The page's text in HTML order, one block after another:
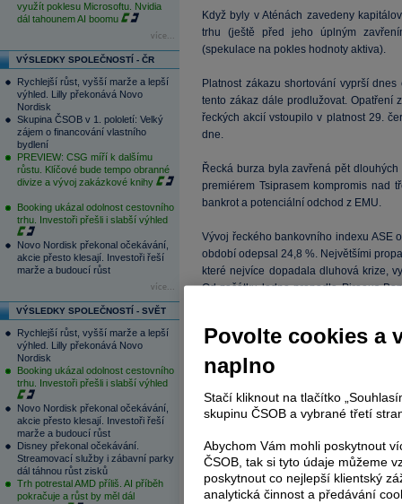
využít poklesu Microsoftu. Nvidia
dál tahounem AI boomu
více...
VÝSLEDKY SPOLEČNOSTÍ - ČR
Rychlejší růst, vyšší marže a lepší
výhled. Lilly překonává Novo
Nordisk
Skupina ČSOB v 1. pololetí: Velký
zájem o financování vlastního
bydlení
PREVIEW: CSG míří k dalšímu
růstu. Klíčové bude tempo obranné
divize a vývoj zakázkové knihy
Booking ukázal odolnost cestovního
trhu. Investoři přešli i slabší výhled
Novo Nordisk překonal očekávání,
akcie přesto klesají. Investoři řeší
marže a budoucí růst
více...
VÝSLEDKY SPOLEČNOSTÍ - SVĚT
Rychlejší růst, vyšší marže a lepší
výhled. Lilly překonává Novo
Nordisk
Booking ukázal odolnost cestovního
trhu. Investoři přešli i slabší výhled
Novo Nordisk překonal očekávání,
akcie přesto klesají. Investoři řeší
marže a budoucí růst
Disney překonal očekávání.
Streamovací služby i zábavní parky
dál táhnou růst zisků
Trh potrestal AMD příliš. AI příběh
pokračuje a růst by měl dál
Když byly v Aténách zavedeny
trhu (ještě před jeho úplným
(spekulace na pokles hodnoty aktiva).
Platnost zákazu shortování vyprší
tento zákaz dále prodlužovat. Opatření
řeckých akcií vstoupilo v platnost 29.
dne.
Řecká burza byla zavřená pět
premiérem Tsiprasem kompromis nad
bankrot a potenciální odchod z EMU.
Vývoj řeckého bankovního indexu ASE
období odepsal 24,8 %. Největšími
které nejvíce dopadala dluhová krize,
Od začátku ledna propadla Piraeus
Povolte cookies a
naplno
Stačí kliknout na tlačítko
skupinu ČSOB a vybrané třetí
Abychom Vám mohli poskytnout
ČSOB, tak si tyto údaje můžeme
poskytnout co nejlepší klientský
analytická činnost a předávání